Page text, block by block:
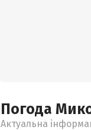
Погода
Актуальна